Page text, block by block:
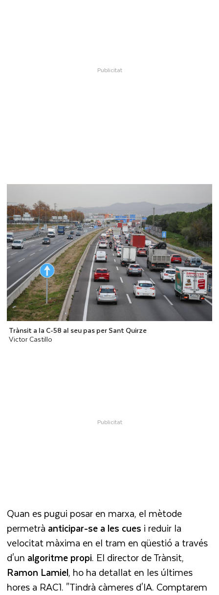
Trànsit a la C-58 al seu pas per Sant Quirze
Victor Castillo
Quan es pugui posar en marxa, el mètode
permetrà anticipar-se a les cues i reduir la
velocitat màxima en el tram en qüestió a través
d'un algoritme propi. El director de Trànsit,
Ramon Lamiel, ho ha detallat en les últimes
hores a RAC1. "Tindrà càmeres d'IA. Comptarem